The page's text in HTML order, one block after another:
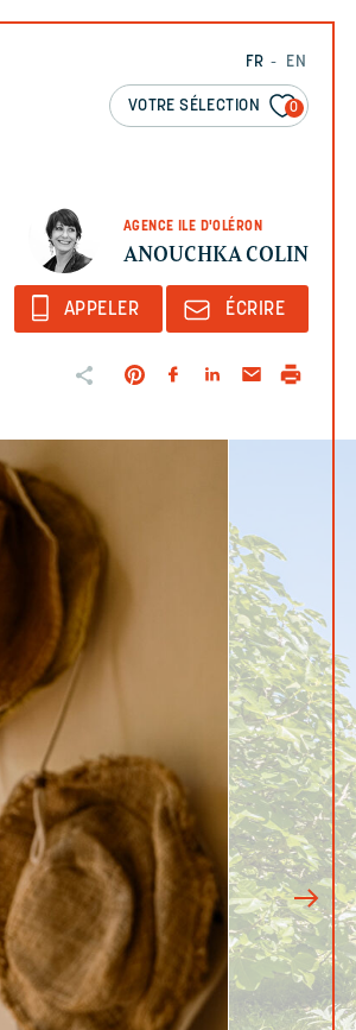
FR EN
VOTRE SÉLECTION 0
AGENCE ILE D'OLÉRON
ANOUCHKA COLIN
APPELER ÉCRIRE